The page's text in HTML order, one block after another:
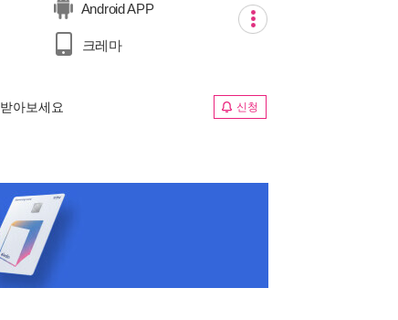
Android APP
크레마
아보세요 신청